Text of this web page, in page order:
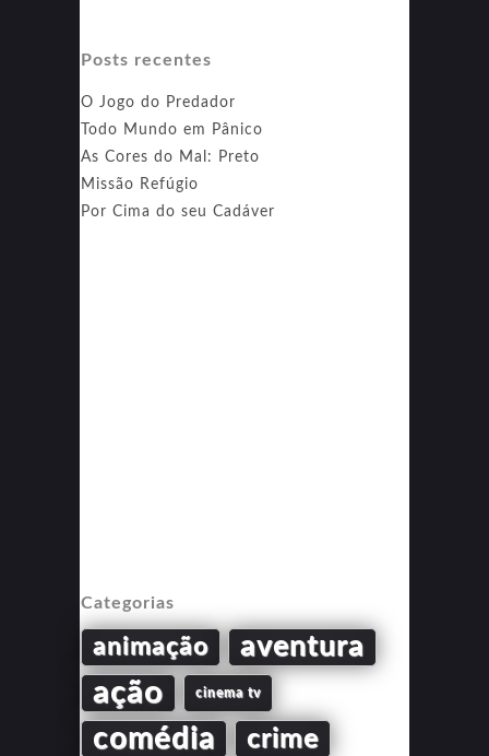
Posts recentes
O Jogo do Predador
Todo Mundo em Pânico
As Cores do Mal: Preto
Missão Refúgio
Por Cima do seu Cadáver
Categorias
animação aventura
ação cinema tv
comédia crime